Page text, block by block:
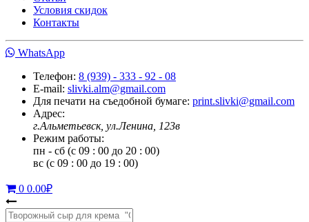
Условия скидок
Контакты
WhatsApp
Телефон: 8 (939) - 333 - 92 - 08
E-mail: slivki.alm@gmail.com
Для печати на съедобной бумаге: print.slivki@gmail.com
Адрес:
г.Альметьевск, ул.Ленина, 123в
Режим работы:
пн - сб (с 09 : 00 до 20 : 00)
вс (с 09 : 00 до 19 : 00)
0 0.00₽